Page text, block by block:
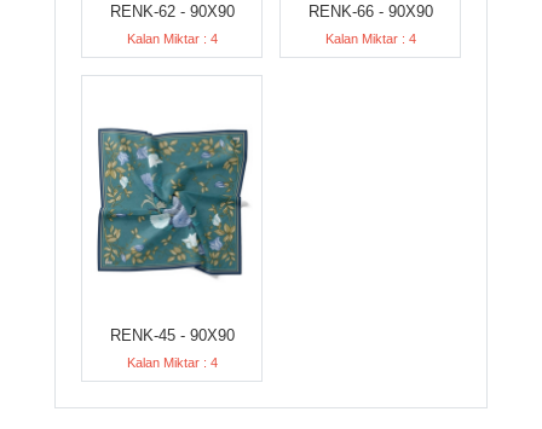
RENK-62 - 90X90
Kalan Miktar : 4
RENK-66 - 90X90
Kalan Miktar : 4
RENK-45 - 90X90
Kalan Miktar : 4